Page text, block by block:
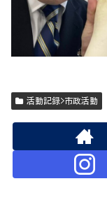
活動記録>市政活動